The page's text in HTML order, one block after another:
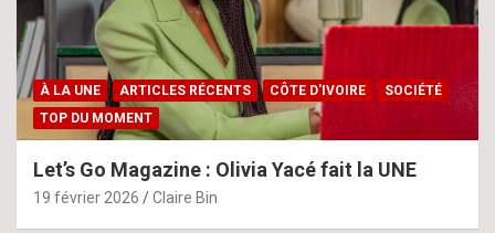
À LA UNE ARTICLES RÉCENTS CÔTE D'IVOIRE
SOCIÉTÉ
TOP DU MOMENT
Let’s Go Magazine : Olivia Yacé fait la UNE
19 février 2026 Claire Bin